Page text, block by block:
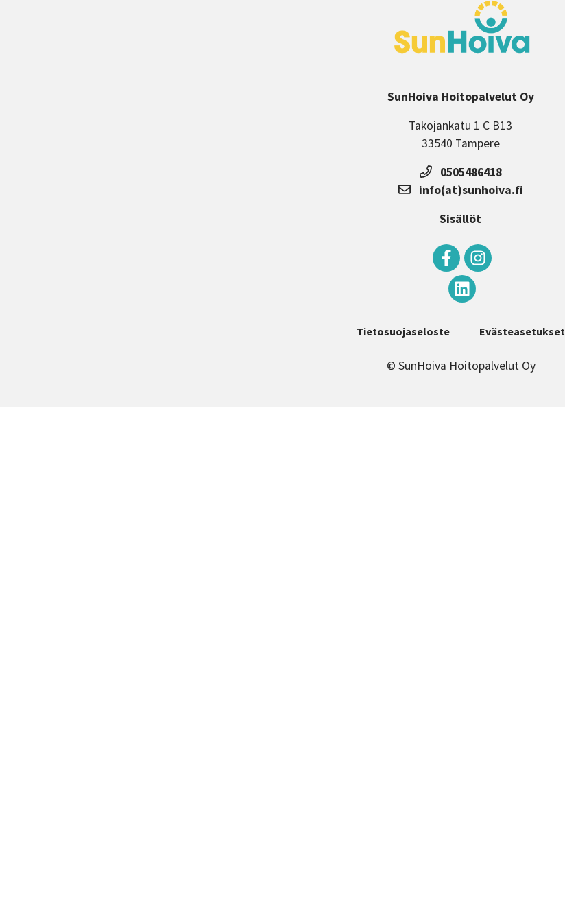
SunHoiva Hoitopalvelut Oy
Takojankatu 1 C B13
33540 Tampere
0505486418
info(at)sunhoiva.fi
Sisällöt
Tietosuojaseloste Evästeasetukset
© SunHoiva Hoitopalvelut Oy